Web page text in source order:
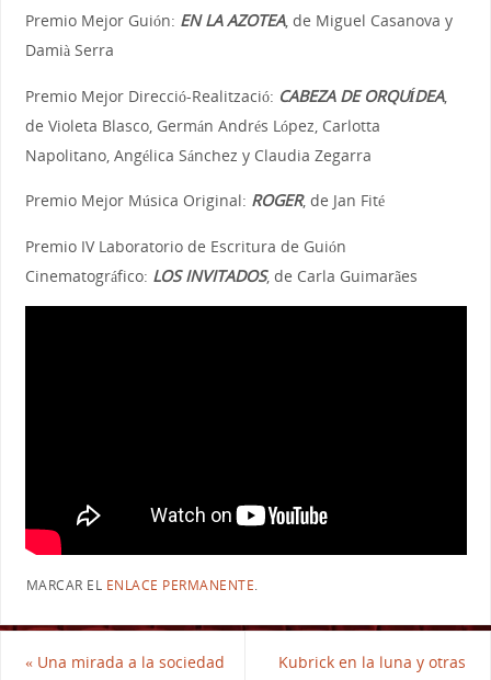
Premio Mejor Guión: EN LA AZOTEA, de Miguel Casanova y
Damià Serra
Premio Mejor Direcció-Realització: CABEZA DE ORQUÍDEA,
de Violeta Blasco, Germán Andrés López, Carlotta
Napolitano, Angélica Sánchez y Claudia Zegarra
Premio Mejor Música Original: ROGER, de Jan Fité
Premio IV Laboratorio de Escritura de Guión
Cinematográfico: LOS INVITADOS, de Carla Guimarães
MARCAR EL ENLACE PERMANENTE.
«Una mirada a la sociedad
Kubrick en la luna y otras